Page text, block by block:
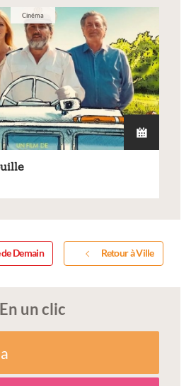
Cinéma
Demain Retour à Ville
En un clic